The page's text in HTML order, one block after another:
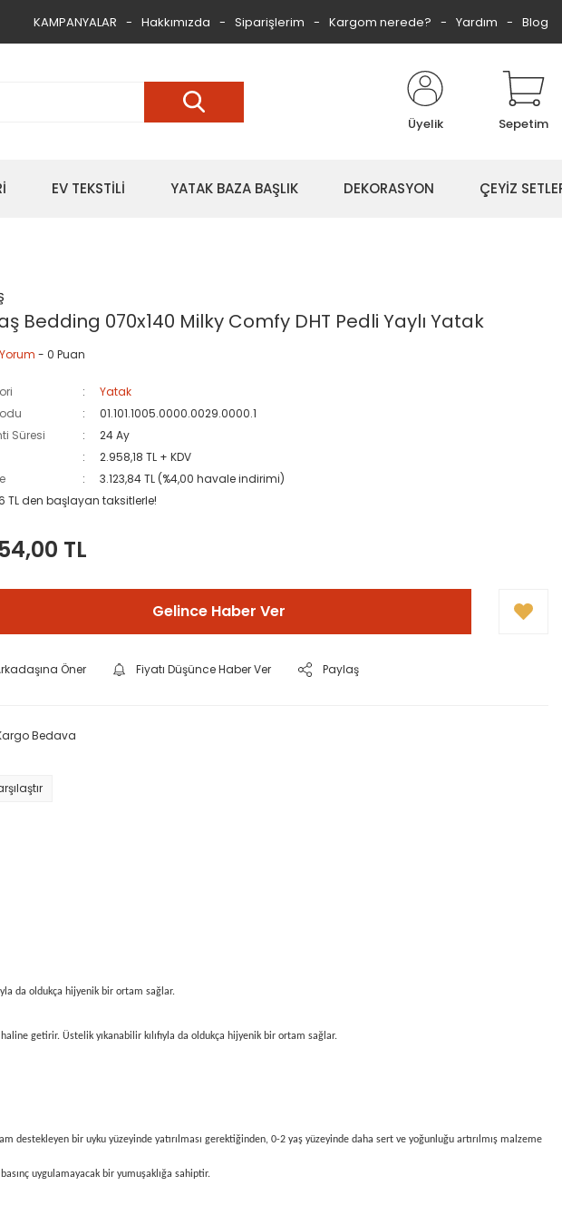
KAMPANYALAR Hakkımızda Siparişlerim Kargom nerede? Yardım Blog
Üyelik Sepetim
EV TEKSTİLİ YATAK BAZA BAŞLIK DEKORASYON ÇEYİZ
Bedding 070x140 Milky Comfy DHT Pedli Yaylı Yatak
- 0 Puan
Yatak
01.101.1005.0000.0029.0000.1
Süresi
24 Ay
2.958,18 TL + KDV
3.123,84 TL (%4,00 havale indirimi)
TL den başlayan taksitlerle!
TL
Gelince Haber Ver
Öner Fiyatı Düşünce Haber Ver Paylaş
Bedava
da oldukça hijyenik bir ortam sağlar.
getirir. Üstelik yıkanabilir kılıfıyla da oldukça hijyenik bir ortam sağlar.
bir uyku yüzeyinde yatırılması gerektiğinden, 0-2 yaş yüzeyinde daha sert ve yoğunluğu artırılmış malzeme
uygulamayacak bir yumuşaklığa sahiptir.